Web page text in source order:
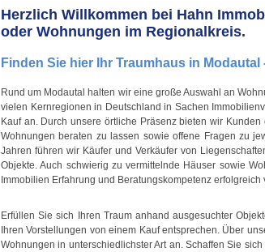
Herzlich Willkommen bei Hahn
oder Wohnungen im Regionalkreis.
Finden Sie hier Ihr Traumhaus in
Rund um Modautal halten wir eine große Auswahl an
vielen Kernregionen in Deutschland in Sachen
Kauf an. Durch unsere örtliche Präsenz bieten wir
Wohnungen beraten zu lassen sowie offene Fragen zu
Jahren führen wir Käufer und Verkäufer von
Objekte. Auch schwierig zu vermittelnde Häuser sowie
Immobilien Erfahrung und Beratungskompetenz erfolgreich
Erfüllen Sie sich Ihren Traum anhand ausgesuchter
Ihren Vorstellungen von einem Kauf entsprechen. Über
Wohnungen in unterschiedlichster Art an. Schaffen Sie